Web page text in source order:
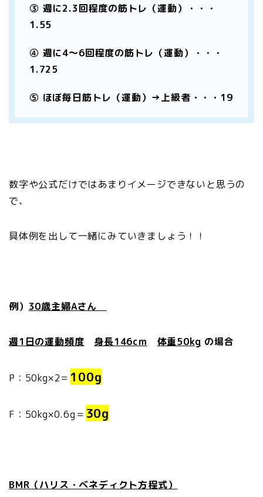
③ 週に2.3回程度の筋トレ（運動）・・・
1.55
④ 週に4〜6回程度の筋トレ（運動）・・・
1.725
⑤ ほぼ毎日筋トレ（運動）→上級者・・・19
数字や公式だけではあまりイメージできないと思うの
で、
具体例を出して一緒にみていきましょう！！
例） 30歳主婦Aさん
週1日の運動頻度 身長146cm 体重50kg の場合
P：50kg×2＝ 100g
F：50kg×0.6g＝ 30g
BMR（ハリス・ベネディクト方程式）